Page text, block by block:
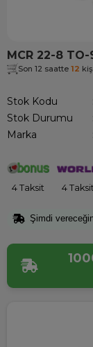
MCR 22-8
Son 12 saatte 12
Stok Kodu
Stok Durumu
Marka
4 Taksit 4 Taksit
Şimdi